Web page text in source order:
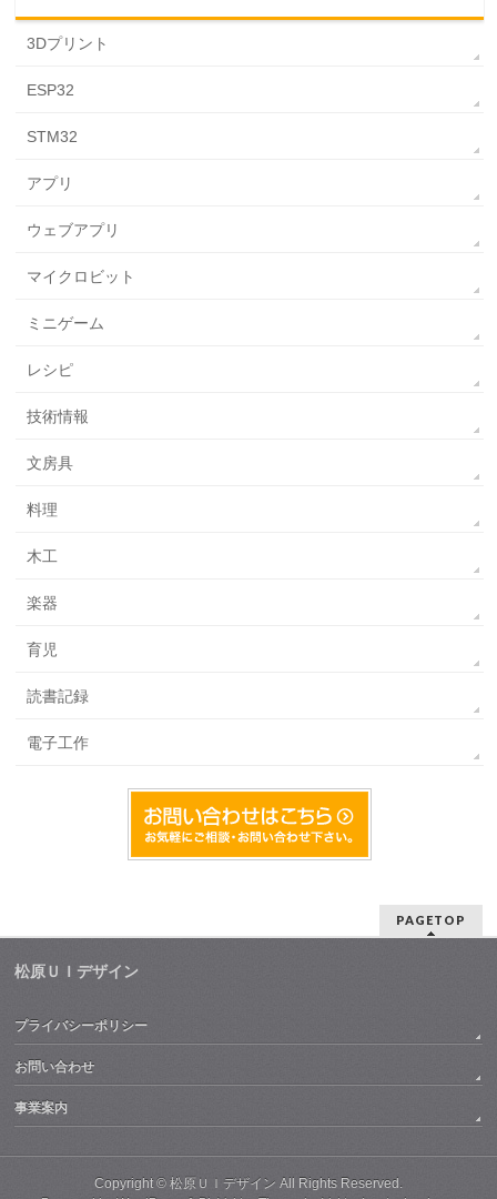
3Dプリント
ESP32
STM32
アプリ
ウェブアプリ
マイクロビット
ミニゲーム
レシピ
技術情報
文房具
料理
木工
楽器
育児
読書記録
電子工作
PAGETOP
松原ＵＩデザイン
プライバシーポリシー
お問い合わせ
事業案内
Copyright © 松原ＵＩデザイン All Rights Reserved.